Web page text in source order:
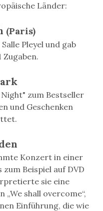
Länder:
(Paris)
Pleyel und gab
Zugaben.
zum Bestseller
und Geschenken
Konzert in einer
Beispiel auf DVD
sie eine
„We shall overcome“,
Einführung, die wie